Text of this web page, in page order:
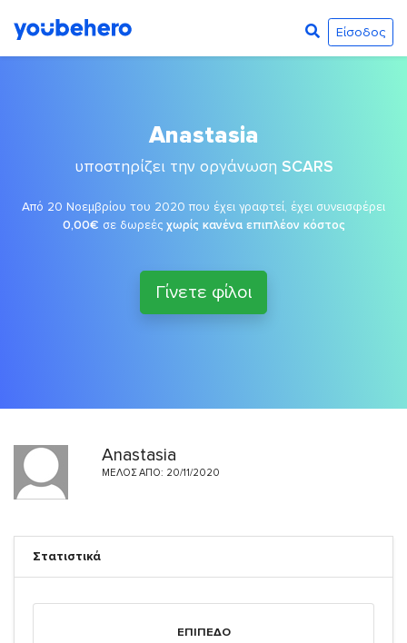
Είσοδος
Anastasia
υποστηρίζει την οργάνωση SCARS
Από 20 Νοεμβρίου του 2020 που έχει γραφτεί, έχει συνεισφέρει
0,00€ σε δωρεές χωρίς κανένα επιπλέον κόστος
Γίνετε φίλοι
Anastasia
ΜΈΛΟΣ ΑΠΌ: 20/11/2020
Στατιστικά
ΕΠΊΠΕΔΟ